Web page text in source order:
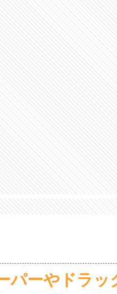
パーやドラ